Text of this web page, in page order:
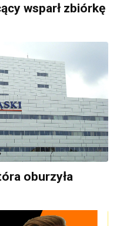
wsparł zbiórkę
oburzyła